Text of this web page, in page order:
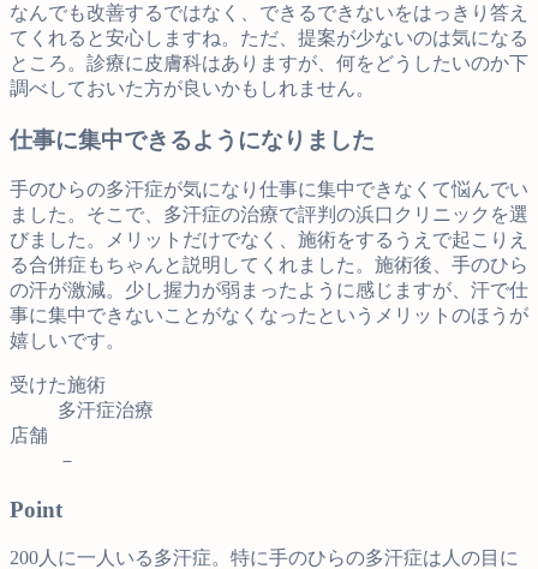
なんでも改善するではなく、できるできないをはっきり答え
てくれると安心しますね。ただ、提案が少ないのは気になる
ところ。診療に皮膚科はありますが、何をどうしたいのか下
調べしておいた方が良いかもしれません。
仕事に集中できるようになりました
手のひらの多汗症が気になり仕事に集中できなくて悩んでい
ました。そこで、多汗症の治療で評判の浜口クリニックを選
びました。メリットだけでなく、施術をするうえで起こりえ
る合併症もちゃんと説明してくれました。施術後、手のひら
の汗が激減。少し握力が弱まったように感じますが、汗で仕
事に集中できないことがなくなったというメリットのほうが
嬉しいです。
受けた施術
多汗症治療
店舗
－
Point
200人に一人いる多汗症。特に手のひらの多汗症は人の目に